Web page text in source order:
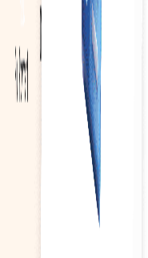
ล
ง่ายขึ้นด้วยบันทึกดิจิทัลที่
ละเอียดสำหรับการตรวจ